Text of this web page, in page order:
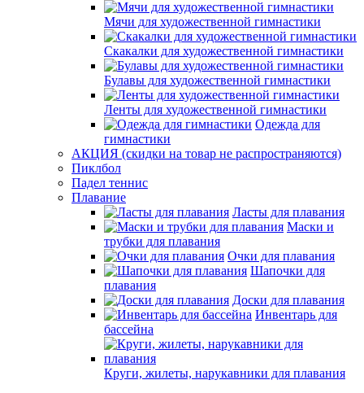
Мячи для художественной гимнастики
Скакалки для художественной гимнастики
Булавы для художественной гимнастики
Ленты для художественной гимнастики
Одежда для
гимнастики
АКЦИЯ (скидки на товар не распространяются)
Пиклбол
Падел теннис
Плавание
Ласты для плавания
Маски и
трубки для плавания
Очки для плавания
Шапочки для
плавания
Доски для плавания
Инвентарь для
бассейна
Круги, жилеты, нарукавники для плавания